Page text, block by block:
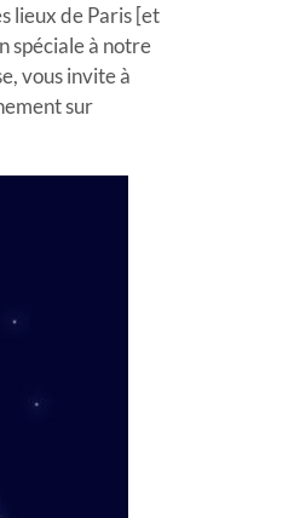
lieux de Paris [et
spéciale à notre
vous invite à
sur